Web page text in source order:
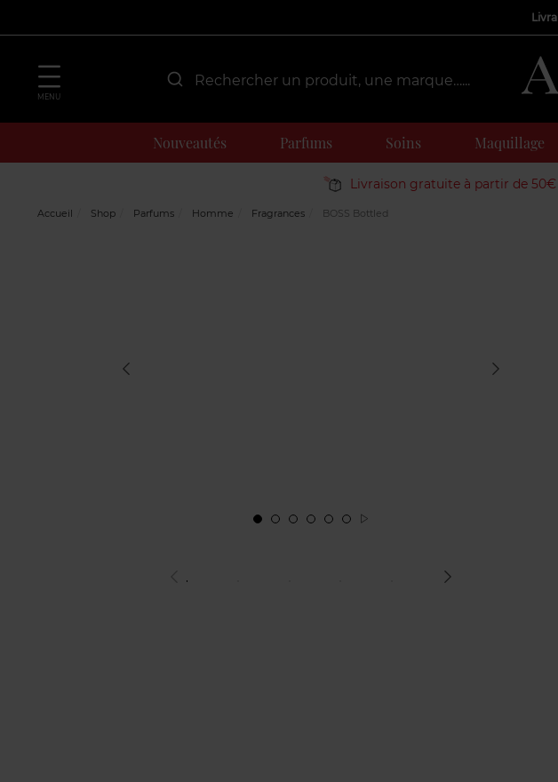
MENU
Nouveautés Parfums Soins Maquillage
Livraison gratuite à partir de 50€
Accueil Shop Parfums Homme Fragrances BOSS Bottled